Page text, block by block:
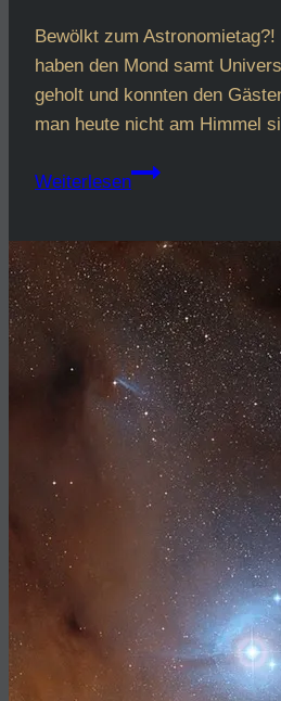
Bewölkt zum
haben den Mond samt
geholt und konnten den
man heute nicht am Himmel
Weiterlesen
Wir
Wetter
trotzdem
überlistet.